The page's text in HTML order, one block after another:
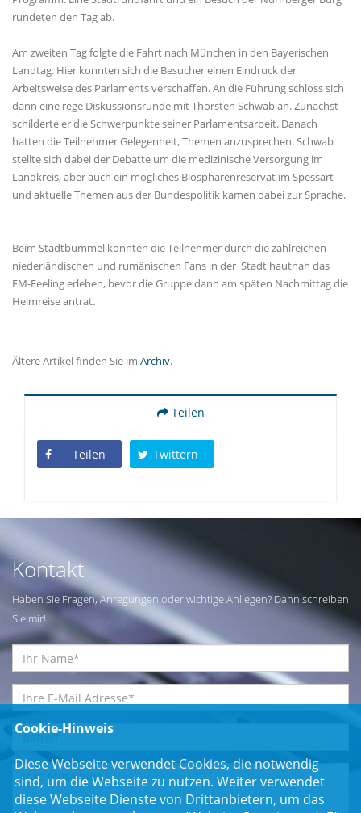
rundeten den Tag ab.
Am zweiten Tag folgte die Fahrt nach München in den Bayerischen
Landtag. Hier konnten sich die Besucher einen Eindruck der
Arbeitsweise des Parlaments verschaffen. An die Führung schloss sich
dann eine rege Diskussionsrunde mit Thorsten Schwab an. Zunächst
schilderte er die Schwerpunkte seiner Parlamentsarbeit. Danach
hatten die Teilnehmer Gelegenheit, Themen anzusprechen. Schwab
stellte sich dabei der Debatte um die medizinische Versorgung im
Landkreis, aber auch ein mögliches Biosphärenreservat im Spessart
und aktuelle Themen aus der Bundespolitik kamen dabei zur Sprache.
Beim Stadtbummel konnten die Teilnehmer durch die zahlreichen
niederländischen und rumänischen Fans in der Stadt hautnah das
EM-Feeling erleben, bevor die Gruppe dann am späten Nachmittag die
Heimreise antrat.
Ältere Artikel finden Sie im Archiv.
Teilen
Teilen Twittern
Kontakt
Haben Sie Fragen, Anregungen oder wichtige Anliegen? Dann schreiben
Sie mir!
Cookie-Hinweis
Diese Webseite verwendet Cookies, die notwendig
sind, um die Webseite zu nutzen. Weiter verwendet
diese Webseite Dienste von Drittanbietern, um das